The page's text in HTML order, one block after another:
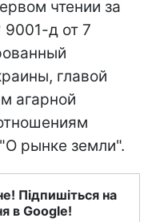
чтении за
д от 7
главой
агарной
рынке земли".
Підпишіться на
в Google!